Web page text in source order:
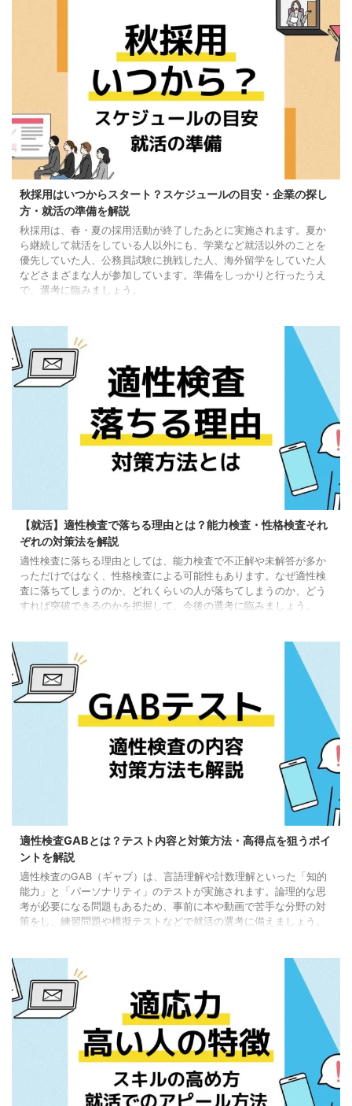
秋採用はいつからスタート？スケジュールの目安・企業の探し
方・就活の準備を解説
秋採用は、春・夏の採用活動が終了したあとに実施されます。夏か
ら継続して就活をしている人以外にも、学業など就活以外のことを
優先していた人、公務員試験に挑戦した人、海外留学をしていた人
などさまざまな人が参加しています。準備をしっかりと行ったうえ
で、選考に臨みましょう。
【就活】適性検査で落ちる理由とは？能力検査・性格検査それ
ぞれの対策法を解説
適性検査に落ちる理由としては、能力検査で不正解や未解答が多か
っただけではなく、性格検査による可能性もあります。なぜ適性検
査に落ちてしまうのか、どれくらいの人が落ちてしまうのか、どう
すれば突破できるのかを把握して、今後の選考に臨みましょう。
適性検査GABとは？テスト内容と対策方法・高得点を狙うポイ
ントを解説
適性検査のGAB（ギャブ）は、言語理解や計数理解といった「知的
能力」と「パーソナリティ」のテストが実施されます。論理的な思
考が必要になる問題もあるため、事前に本や動画で苦手な分野の対
策をし、練習問題や模擬テストなどで就活の選考に備えましょう。